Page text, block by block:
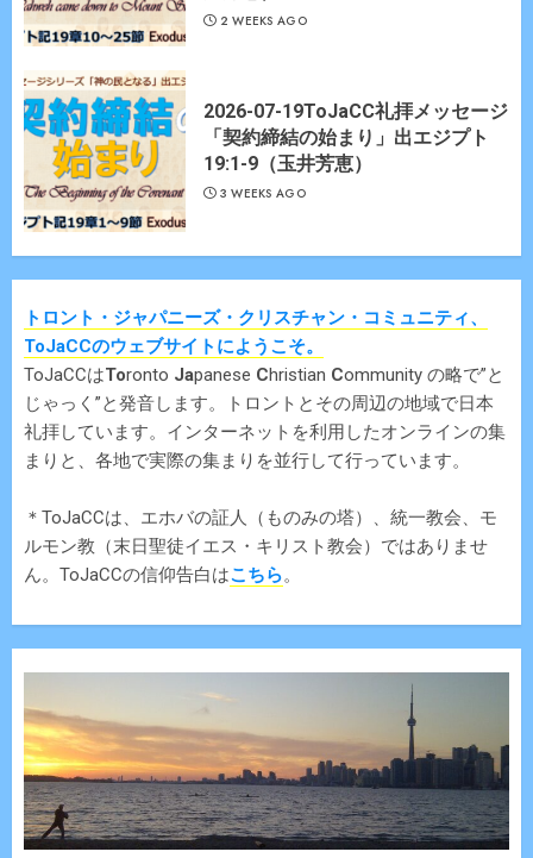
2 WEEKS AGO
2026-07-19ToJaCC礼拝メッセージ
「契約締結の始まり」出エジプト
19:1-9（玉井芳恵）
3 WEEKS AGO
トロント・ジャパニーズ・クリスチャン・コミュニティ、
ToJaCCのウェブサイトにようこそ。
ToJaCCはToronto Japanese Christian Community の略で”と
じゃっく”と発音します。トロントとその周辺の地域で日本
礼拝しています。インターネットを利用したオンラインの集
まりと、各地で実際の集まりを並行して行っています。
＊ToJaCCは、エホバの証人（ものみの塔）、統一教会、モ
ルモン教（末日聖徒イエス・キリスト教会）ではありませ
ん。ToJaCCの信仰告白はこちら。